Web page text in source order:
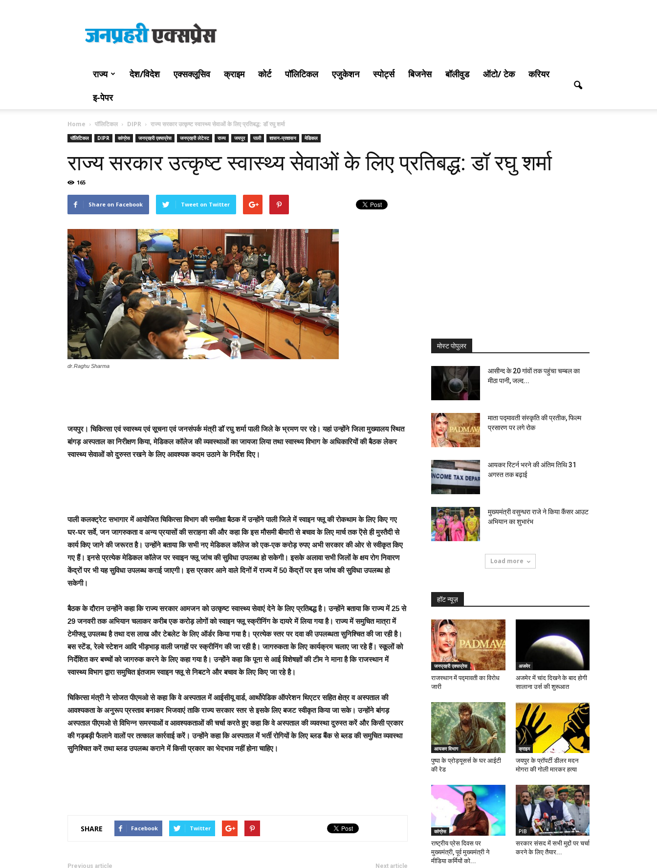
Prahari
Express
राज्य देश/विदेश एक्सक्लूसिव क्राइम कोर्ट पॉलिटिकल एजुकेशन स्पोर्ट्स बिजनेस बॉलीवुड ऑटो/ टेक
करियर
इ-पेपर
Home पॉलिटिकल DIPR राज्य सरकार उत्कृष्ट स्वास्थ्य सेवाओं के लिए प्रतिबद्ध: डॉ रघु शर्मा
पॉलिटिकल DIPR कांग्रेस जनप्रहरी एक्सप्रेस जनप्रहरी लेटेस्ट राज्य जयपुर पाली शासन-प्रशासन मेडिकल
राज्य सरकार उत्कृष्ट स्वास्थ्य सेवाओं के लिए प्रतिबद्ध: डॉ रघु शर्मा
165
Share on Facebook Tweet on Twitter
dr.Raghu Sharma
जयपुर। चिकित्सा एवं स्वास्थ्य एवं सूचना एवं जनसंपर्क मंत्री डॉ रघु शर्मा पाली जिले के भ्रमण पर रहे। यहां उन्होंने जिला मुख्यालय स्थित
बांगड़ अस्पताल का निरीक्षण किया, मेडिकल कॉलेज की व्यवस्थाओं का जायजा लिया तथा स्वास्थ्य विभाग के अधिकारियों की बैठक लेकर
स्वास्थ्य सेवाओं को दुरुस्त रखने के लिए आवश्यक कदम उठाने के निर्देश दिए।
पाली कलक्ट्रेट सभागार में आयोजित चिकित्सा विभाग की समीक्षा बैठक में उन्होंने पाली जिले में स्वाइन फ्लू की रोकथाम के लिए किए गए
घर-घर सर्वे, जन जागरुकता व अन्य प्रयासों की सराहना की और कहा कि इस मौसमी बीमारी से बचाव के लिए मार्च तक ऎसे ही मुस्तैदी से
कार्य किए जाने की जरूरत है। उन्होंने बताया कि सभी नए मेडिकल कॉलेज को एक-एक करोड़ रुपए अभी सरकार की ओर से स्वीकृत किए
गए हैं। इनसे प्रत्येक मेडिकल कॉलेज पर स्वाइन फ्लू जांच की सुविधा उपलब्ध हो सकेगी। इसके अलावा सभी जिलों के क्षय रोग निवारण
केंद्रों पर भी यह सुविधा उपलब्ध कराई जाएगी। इस प्रकार आने वाले दिनों में राज्य में 50 केंद्रों पर इस जांच की सुविधा उपलब्ध हो
सकेगी।
बैठक के दौरान उन्होंने कहा कि राज्य सरकार आमजन को उत्कृष्ट स्वास्थ्य सेवाएं देने के लिए प्रतिबद्ध है। उन्होंने बताया कि राज्य में 25 से
29 जनवरी तक अभियान चलाकर करीब एक करोड़ लोगों को स्वाइन फ्लू स्क्रीनिंग के दायरे में लिया गया है। राज्य में समुचित मात्रा में
टेमीफ्लू उपलब्ध है तथा दस लाख और टेबलेट के लिए ऑर्डर किया गया है। प्रत्येक स्तर पर दवा की उपलब्धता सुनिश्चित की जा रही है।
बस स्टेंड, रेल्वे स्टेशन आदि भीड़भाड़ वाली जगहों पर स्क्रीनिंग की जा रही है। जागरुकता के लिए कार्यक्रम चलाए जा रहे हैं। स्कूलों को
निर्देशित कर बच्चों को जागरुक करने के लिए कहा गया है। उन्होेंने कहा कि पूना से आई विशेषज्ञों की टीम ने माना है कि राजस्थान में
स्वास्थ्य विभाग द्वारा समुचित इंतजाम स्वाइन फ्लू से निबटने और बचाव के लिए किए जा रहे है।
चिकित्सा मंत्री ने सोजत पीएमओ से कहा कि वे अस्पताल में आईसीयू वार्ड, आर्थोपेडिक ऑपरेशन थिएटर सहित क्षेत्र व अस्पताल की
आवश्यकता के अनुरूप प्रस्ताव बनाकर भिजवाएं ताकि राज्य सरकार स्तर से इसके लिए बजट स्वीकृत किया जा सके। उन्होंने बांगड़
अस्पताल पीएमओ से विभिन्न समस्याओं व आवश्यकताओं की चर्चा करते हुए कहा कि वे अस्पताल की व्यवस्था दुरुस्त करें और किसी प्रकार
की गड़बड़ी फैलाने वालों पर तत्काल कार्रवाई करें। उन्होंने कहा कि अस्पताल में भर्ती रोगियों के लिए ब्लड बैंक से ब्लड की समुचित व्यवस्था
सुनिश्चित करें तथा ब्लड उपलब्ध कराने में किसी प्रकार का भेदभाव नहीं होना चाहिए।
SHARE Facebook Twitter
Previous article Next article
मोस्ट पोपुलर
आसीन्द के 20 गांवों तक पहुंचा चम्बल का
मीठा पानी, जल्द...
माता पद्मावती संस्कृति की प्रतीक, फिल्म
प्रसारण पर लगे रोक
आयकर रिटर्न भरने की अंतिम तिथि 31
अगस्त तक बढ़ाई
मुख्यमंत्री वसुन्धरा राजे ने किया कैंसर आउट
अभियान का शुभारंभ
Load more
हॉट न्यूज़
जनप्रहरी एक्सप्रेस
राजस्थान में पद्मावती का विरोध
जारी
अजमेर
अजमेर में चांद दिखने के बाद होगी
सालाना उर्स की शुरूआत
आयकर विभाग
पुष्पा के प्रोड्यूसर्स के घर आईटी
की रेड
क्राइम
जयपुर के प्रॉपर्टी डीलर मदन
मोगरा की गोली मारकर हत्या
कांग्रेस
राष्ट्रीय प्रेस दिवस पर
मुख्यमंत्री, पूर्व मुख्यमंत्री ने
मीडिया कर्मियों को...
PIB
सरकार संसद में सभी मुद्दों पर चर्चा
करने के लिए तैयार...